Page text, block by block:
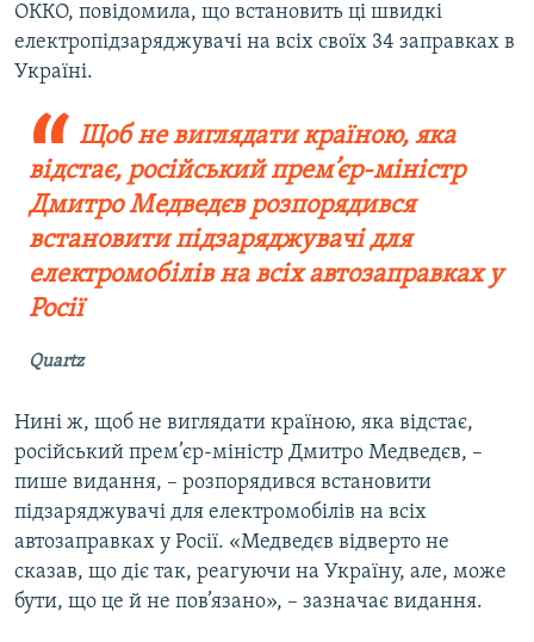
ОККО, повідомила, що встановить ці швидкі
електропідзаряджувачі на всіх своїх 34 заправках в
Україні.
Щоб не виглядати країною, яка
відстає, російський прем’єр-міністр
Дмитро Медведєв розпорядився
встановити підзаряджувачі для
електромобілів на всіх автозаправках у
Росії
Quartz
Нині ж, щоб не виглядати країною, яка відстає,
російський прем’єр-міністр Дмитро Медведєв, –
пише видання, – розпорядився встановити
підзаряджувачі для електромобілів на всіх
автозаправках у Росії. «Медведєв відверто не
сказав, що діє так, реагуючи на Україну, але, може
бути, що це й не пов’язано», – зазначає видання.